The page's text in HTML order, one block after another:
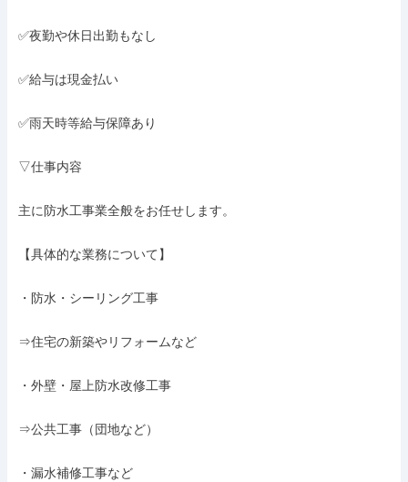
✅夜勤や休日出勤もなし
✅給与は現金払い
✅雨天時等給与保障あり
▽仕事内容
主に防水工事業全般をお任せします。
【具体的な業務について】
・防水・シーリング工事
⇒住宅の新築やリフォームなど
・外壁・屋上防水改修工事
⇒公共工事（団地など）
・漏水補修工事など